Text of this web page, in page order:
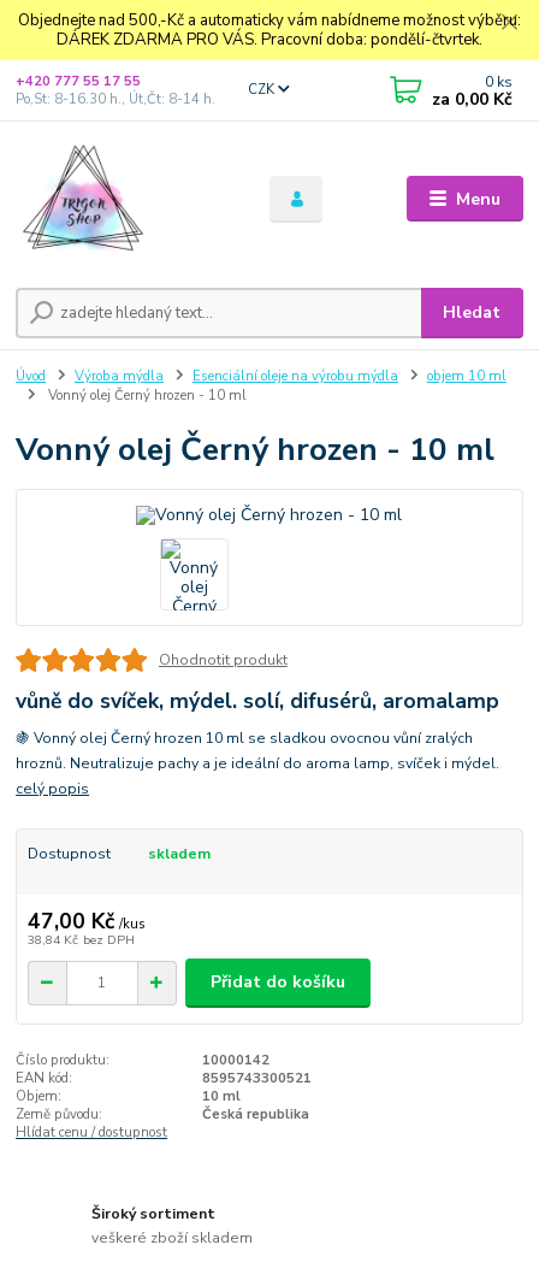
Objednejte nad 500,-Kč a automaticky vám nabídneme možnost výběru:
DÁREK ZDARMA PRO VÁS. Pracovní doba: pondělí-čtvrtek.
Menu
CZK
Hledat
+420 777 55 17 55
Po,St: 8-16.30 h., Út,Čt: 8-14 h.
0 ks
za 0,00 Kč
Úvod Výroba mýdla Esenciální oleje na výrobu mýdla
objem 10 ml
Vonný olej Černý hrozen - 10 ml
Vonný olej Černý hrozen - 10 ml
Ohodnotit produkt
vůně do svíček, mýdel. solí, difusérů, aromalamp
🍇 Vonný olej Černý hrozen 10 ml se sladkou ovocnou vůní zralých
hroznů. Neutralizuje pachy a je ideální do aroma lamp, svíček i mýdel.
celý popis
Dostupnost skladem
47,00 Kč /kus
38,84 Kč bez DPH
Přidat do košíku
Číslo produktu:
10000142
EAN kód:
8595743300521
Objem:
10 ml
Země původu:
Česká republika
Hlídat cenu / dostupnost
Široký sortiment
veškeré zboží skladem